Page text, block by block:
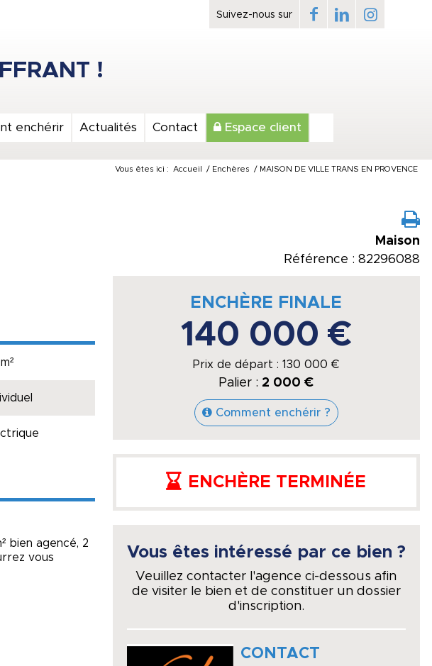
enchérir Actualités Contact Espace client
Vous êtes ici : Accueil / Enchères / MAISON DE VILLE TRANS EN PROVENCE
Maison
Référence : 82296088
bien agencé, 2
vous
ENCHÈRE FINALE
140 000 €
Prix de départ :130 000 €
Palier : 2 000 €
Comment enchérir ?
ENCHÈRE TERMINÉE
Vous êtes intéressé par ce bien ?
Veuillez contacter l'agence ci-dessous afin
de visiter le bien et de constituer un dossier
d'inscription.
CONTACT